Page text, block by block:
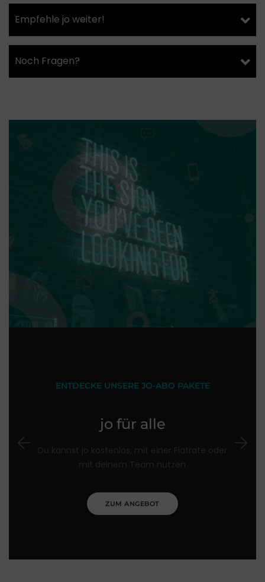
Empfehle jo weiter!
Noch Fragen?
ENTDECKE UNSERE JO-ABO PAKETE
jo für alle
Du kannst jo kostenlos, mit einer Flatrate oder
mit deinem Team nutzen
ZUM ANGEBOT